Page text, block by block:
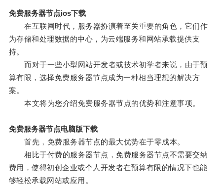
免费服务器节点ios下载
在互联网时代，服务器扮演着至关重要的角色，它们作
为存储和处理数据的中心，为云端服务和网站承载提供支
持。
而对于一些小型网站开发者或技术初学者来说，由于预
算有限，选择免费服务器节点成为一种相当理想的解决方
案。
本文将为您介绍免费服务器节点的优势和注意事项。
免费服务器节点电脑版下载
首先，免费服务器节点的最大优势在于零成本。
相比于付费的服务器节点，免费服务器节点不需要交纳
费用，使得初创企业或个人开发者在预算有限的情况下也能
够轻松承载网站或应用。